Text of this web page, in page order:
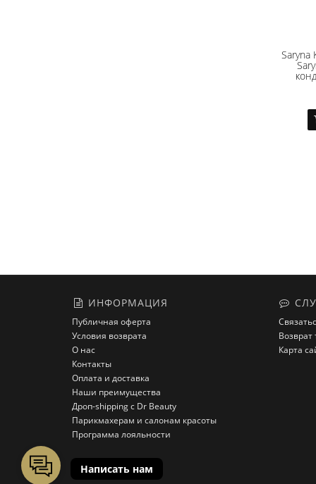
Saryna
ИНФОРМАЦИЯ
Публичная оферта
Условия возврата
О нас
Контакты
Оплата и доставка
Наши преимущества
Дроп-shipping с Dr Beauty
Парикмахерам и салонам красоты
Программа лояльности
Возврат
Карта